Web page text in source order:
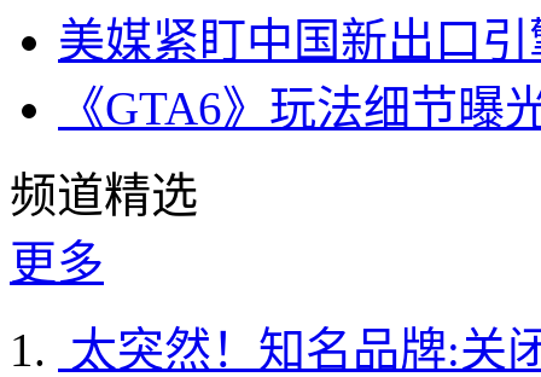
美媒紧盯中国新出口
《GTA6》玩法细节
频道精选
更多
太突然！知名品牌:关